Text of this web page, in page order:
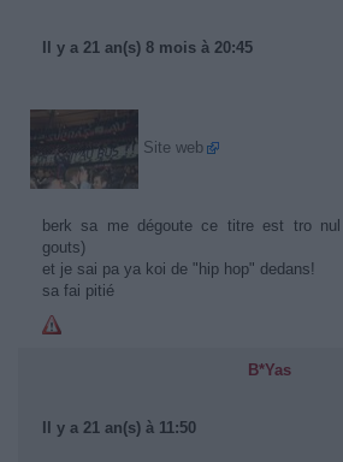
Il y a 21 an(s) 8 mois à 20:45
Site web
berk sa me dégoute ce titre est tro
gouts)
et je sai pa ya koi de "hip hop" dedans!
sa fai pitié
B*Yas
Il y a 21 an(s) à 11:50